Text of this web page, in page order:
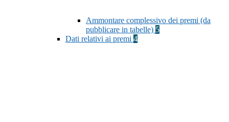
Ammontare complessivo dei premi (da
pubblicare in tabelle) 5
Dati relativi ai premi 4